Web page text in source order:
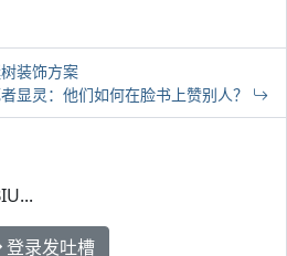
装饰方案
显灵：他们如何在脸书上赞别人？
登录发吐槽